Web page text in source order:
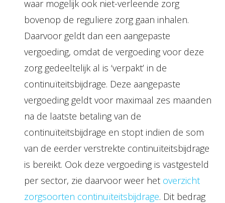
waar mogelijk ook niet-verleende zorg
bovenop de reguliere zorg gaan inhalen.
Daarvoor geldt dan een aangepaste
vergoeding, omdat de vergoeding voor deze
zorg gedeeltelijk al is ‘verpakt’ in de
continuïteitsbijdrage. Deze aangepaste
vergoeding geldt voor maximaal zes maanden
na de laatste betaling van de
continuïteitsbijdrage en stopt indien de som
van de eerder verstrekte continuïteitsbijdrage
is bereikt. Ook deze vergoeding is vastgesteld
per sector, zie daarvoor weer het overzicht
zorgsoorten continuïteitsbijdrage. Dit bedrag